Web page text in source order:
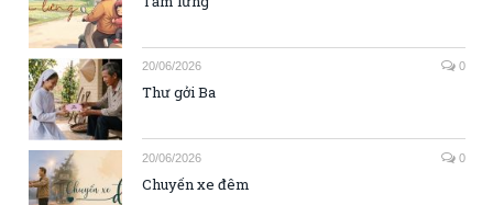
20/06/2026 0
Thư gởi Ba
20/06/2026 0
Chuyến xe đêm